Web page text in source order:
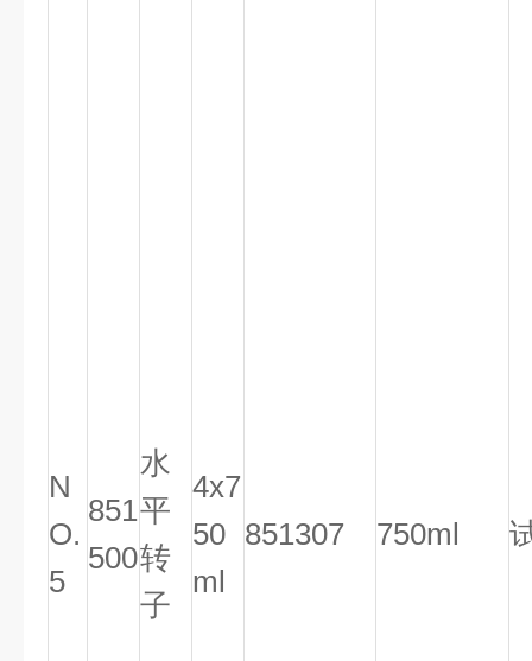
N
O.
5
851
500
水
平
转
子
4x7
50
ml
851307 750ml